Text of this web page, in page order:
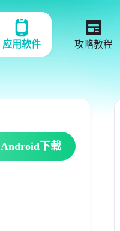
应用软件 攻略教程
Android下载